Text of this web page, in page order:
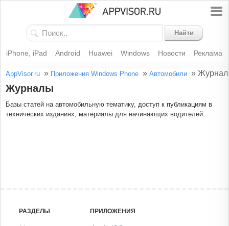
Найти
iPhone, iPad Android Huawei Windows Новости Реклама
AppVisor.ru » Приложения Windows Phone » Автомобили »
Журналы
Базы статей на автомобильную тематику, доступ к публикациям в
технических изданиях, материалы для начинающих водителей.
РАЗДЕЛЫ ПРИЛОЖЕНИЯ